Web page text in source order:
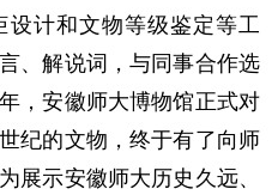
计和文物等级鉴定等工
、解说词，与同事合作选
，安徽师大博物馆正式对
纪的文物，终于有了向师
展示安徽师大历史久远、